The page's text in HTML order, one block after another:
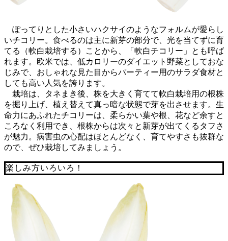
ぽってりとした小さいハクサイのようなフォルムが愛らし
いチコリー。食べるのは主に新芽の部分で、光を当てずに育
てる（軟白栽培する）ことから、「軟白チコリー」とも呼ば
れます。欧米では、低カロリーのダイエット野菜としておな
じみで、おしゃれな見た目からパーティー用のサラダ食材と
しても高い人気を誇ります。
栽培は、タネまき後、株を大きく育てて軟白栽培用の根株
を掘り上げ、植え替えて真っ暗な状態で芽を出させます。生
命力にあふれたチコリーは、柔らかい葉や根、花など余すと
ころなく利用でき、根株からは次々と新芽が出てくるタフさ
が魅力。病害虫の心配はほとんどなく、育てやすさも抜群な
ので、ぜひ栽培してみましょう。
楽しみ方いろいろ！